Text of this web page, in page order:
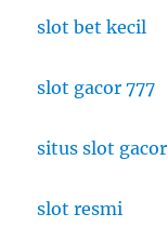
slot bet kecil
slot gacor 777
situs slot gacor
slot resmi